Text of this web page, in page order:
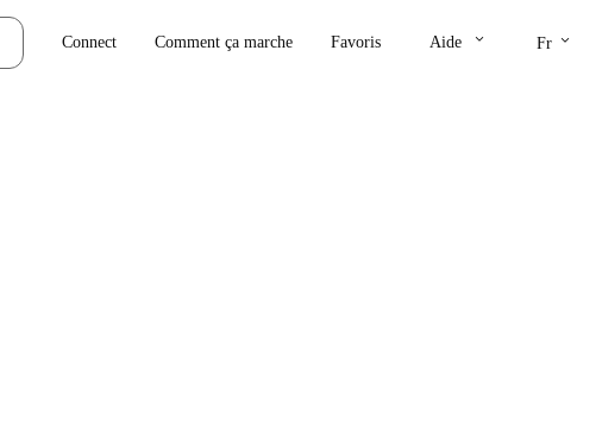
Connect Comment ça marche Favoris Aide keyboard_arrow_down Fr keyboard_arrow_down